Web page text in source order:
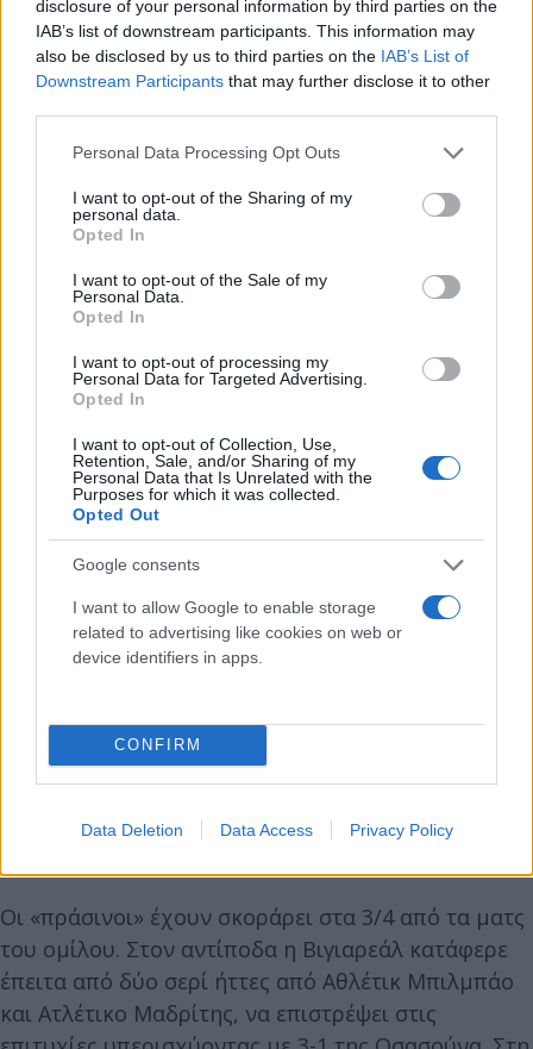
disclosure of your personal information by third parties on the
IAB’s list of downstream participants. This information may
also be disclosed by us to third parties on the IAB’s List of
Downstream Participants that may further disclose it to other
Please note that this website/app uses one or more Google
not limited to your visit or usage behaviour. You may click to
grant or deny consent to Google and its third-party tags to
use your data for below specified purposes in below Google
consent section.
Personal Data Processing Opt Outs
I want to opt-out of the Sharing of my
personal data.
Opted In
I want to opt-out of the Sale of my
Personal Data.
Opted In
I want to opt-out of processing my
Personal Data for Targeted Advertising.
Opted In
I want to opt-out of Collection, Use,
Retention, Sale, and/or Sharing of my
Personal Data that Is Unrelated with the
Purposes for which it was collected.
Opted Out
Google consents
I want to allow Google to enable storage
related to advertising like cookies on web or
device identifiers in apps.
CONFIRM
Data Deletion Data Access Privacy Policy
πρόκριση προσδοκώντας σε νίκη απέναντι στη
Βιγιαρεάλ. Το κλίμα δεν είναι και το καλύτερο στις
τάξεις των «πρασίνων» το τελευταίο διάστημα.
Οι «πράσινοι» έχουν σκοράρει στα 3/4 από τα ματς
του ομίλου. Στον αντίποδα η Βιγιαρεάλ κατάφερε
έπειτα από δύο σερί ήττες από Αθλέτικ Μπιλμπάο
και Ατλέτικο Μαδρίτης, να επιστρέψει στις